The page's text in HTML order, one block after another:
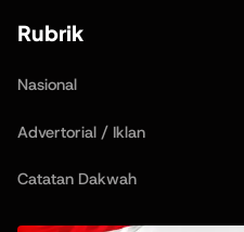
Rubrik
Nasional
Advertorial / Iklan
Catatan Dakwah